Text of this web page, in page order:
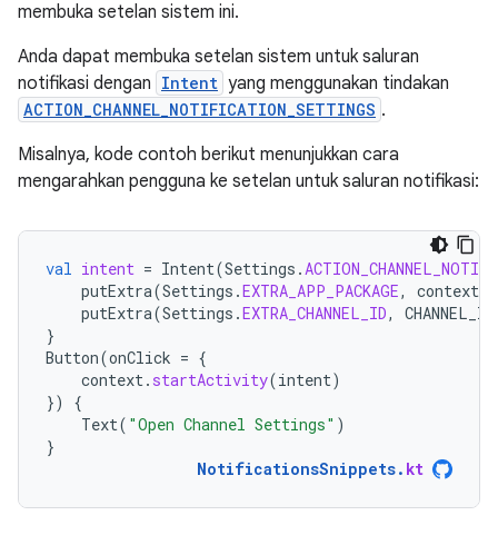
membuka setelan sistem ini.
Anda dapat membuka setelan sistem untuk saluran
notifikasi dengan Intent yang menggunakan tindakan
ACTION_CHANNEL_NOTIFICATION_SETTINGS .
Misalnya, kode contoh berikut menunjukkan cara
mengarahkan pengguna ke setelan untuk saluran notifikasi:
val intent = Intent(Settings .
putExtra(Settings .EXTRA_APP_PACKAGE, context
putExtra(Settings .EXTRA_CHANNEL_ID, CHANNEL_ID
}
Button(onClick = {
context. startActivity(intent)
})
{
Text( "Open Channel Settings" )
}
NotificationsSnippets. kt